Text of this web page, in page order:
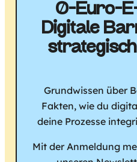
0-Euro-
Digitale
Grundwissen über
Fakten, wie du
deine Prozesse
Mit der Anmeldung